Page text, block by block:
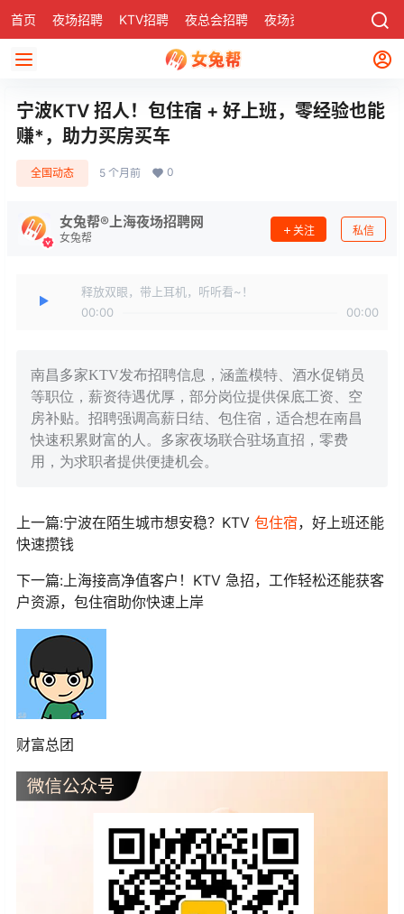
首页 夜场招聘 KTV招聘 夜总会招聘 夜场资讯 社区
宁波KTV 招人！包住宿 + 好上班，零经验也能
赚*，助力买房买车
全国动态 5 个月前 0
女兔帮®上海夜场招聘网
女兔帮
关注 私信
释放双眼，带上耳机，听听看~！
00:00
00:00
南昌多家KTV发布招聘信息，涵盖模特、酒水促销员
等职位，薪资待遇优厚，部分岗位提供保底工资、空
房补贴。招聘强调高薪日结、包住宿，适合想在南昌
快速积累财富的人。多家夜场联合驻场直招，零费
用，为求职者提供便捷机会。
上一篇:宁波在陌生城市想安稳？KTV 包住宿，好上班还能
快速攒钱
下一篇:上海接高净值客户！KTV 急招，工作轻松还能获客
户资源，包住宿助你快速上岸
财富总团